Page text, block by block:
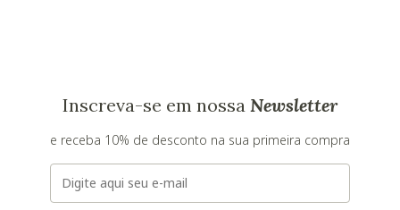
Inscreva-se em nossa Newsletter
e receba 10% de desconto na sua primeira compra
E-mail